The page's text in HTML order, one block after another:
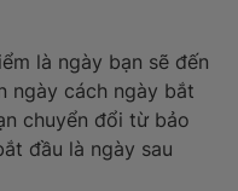
là ngày bạn sẽ đến
ngày cách ngày bắt
chuyển đổi từ bảo
đầu là ngày sau